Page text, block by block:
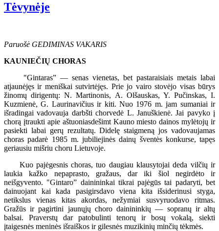
Tėvynėje
Paruošė GEDIMINAS VAKARIS
KAUNIEČIŲ CHORAS
"Gintaras” — senas vienetas, bet pastaraisiais metais labai
atjaunėjęs ir meniškai sutvirtėjęs. Prie jo vairo stovėjo visas būrys
žinomų dirigentų: N. Martinonis, A. Olšauskas, Y. Pučinskas, I.
Kuzmienė, G. Laurinavičius ir kiti. Nuo 1976 m. jam sumaniai ir
išradingai vadovauja darbšti chorvedė L. Januškienė. Jai pavyko į
chorą įtraukti apie aštuoniasdešimt Kauno miesto dainos mylėtojų ir
pasiekti labai gerų rezultatų. Didelę staigmeną jos vadovaujamas
choras padarė 1985 m. jubiliejinės dainų šventės konkurse, tapęs
geriausiu mišriu choru Lietuvoje.
Kuo pajėgesnis choras, tuo daugiau klausytojai deda vilčių ir
laukia kažko nepaprasto, gražaus, dar iki šiol negirdėto ir
neišgyvento. "Gintaro” dainininkai tikrai pajėgūs tai padaryti, bet
dainuojant kai kada pasigirsdavo viena kita išsiderinusi styga,
netikslus vienas kitas akordas, nežymiai susvyruodavo ritmas.
Gražūs ir pagirtini jaunųjų choro dainininkių — sopranų ir altų
balsai. Praverstų dar patobulinti tenorų ir bosų vokalą, siekti
įtaigesnės meninės išraiškos ir gilesnės muzikinių minčių tėkmės.